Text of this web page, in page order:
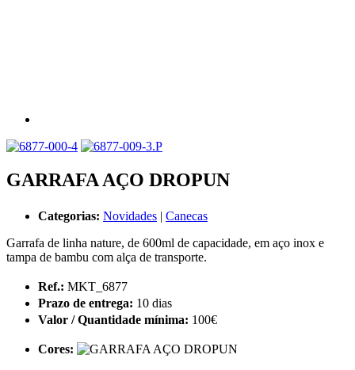
GARRAFA AÇO DROPUN
Categorias: Novidades | Canecas
Garrafa de linha nature, de 600ml de capacidade, em aço inox e
tampa de bambu com alça de transporte.
Ref.: MKT_6877
Prazo de entrega: 10 dias
Valor / Quantidade mínima: 100€
Cores: